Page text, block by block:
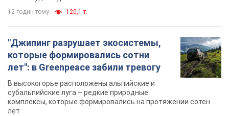
12 годин тому 120,1 т.
"Джипинг разрушает экосистемы,
которые формировались сотни
лет": в Greenpeace забили тревогу
В высокогорье расположены альпийские и
субальпийские луга – редкие природные
комплексы, которые формировались на протяжении сотен
лет